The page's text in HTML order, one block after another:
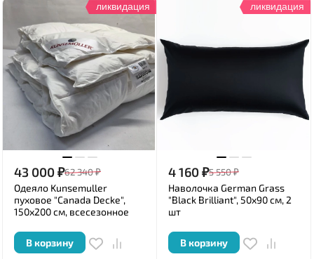
ликвидация
43 000₽62 340₽
Одеяло Kunsemuller
пуховое "Canada Decke",
150x200 см, всесезонное
В корзину
ликвидация
4 160₽5 550₽
Наволочка German Grass
"Black Brilliant", 50x90 см, 2
шт
В корзину